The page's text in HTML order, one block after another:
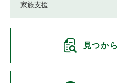
家族支援
見つか